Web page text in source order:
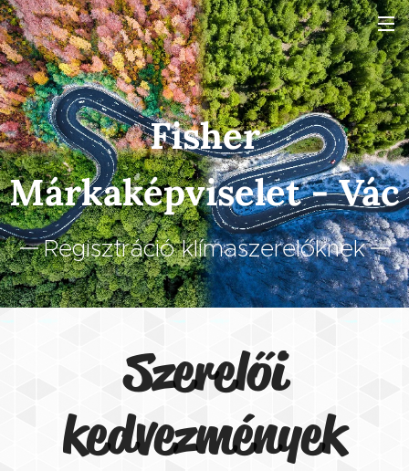
Fisher
Márkaképviselet - Vác
Regisztráció klímaszerelőknek
Szerelői
kedvezmények